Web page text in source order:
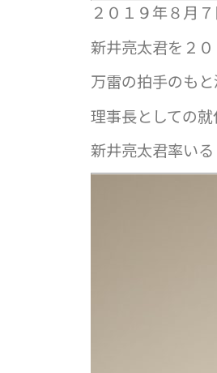
２０１９年８月
新井亮太君を２
万雷の拍手のも
理事長としての
新井亮太君率い